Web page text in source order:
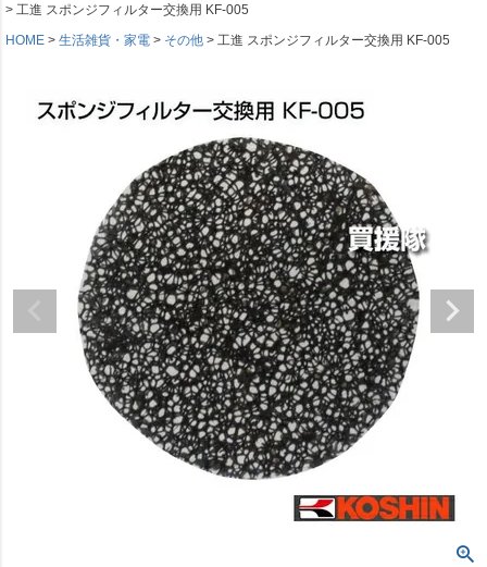
工進 スポンジフィルター交換用 KF-005
HOME
生活雑貨・家電 その他 工進 スポンジフィルター交換用 KF-005